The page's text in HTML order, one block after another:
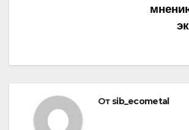
От sib_ecometal